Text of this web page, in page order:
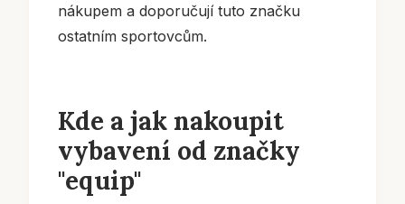
nákupem a doporučují tuto značku
ostatním sportovcům.
Kde a jak nakoupit
vybavení od značky
"equip"